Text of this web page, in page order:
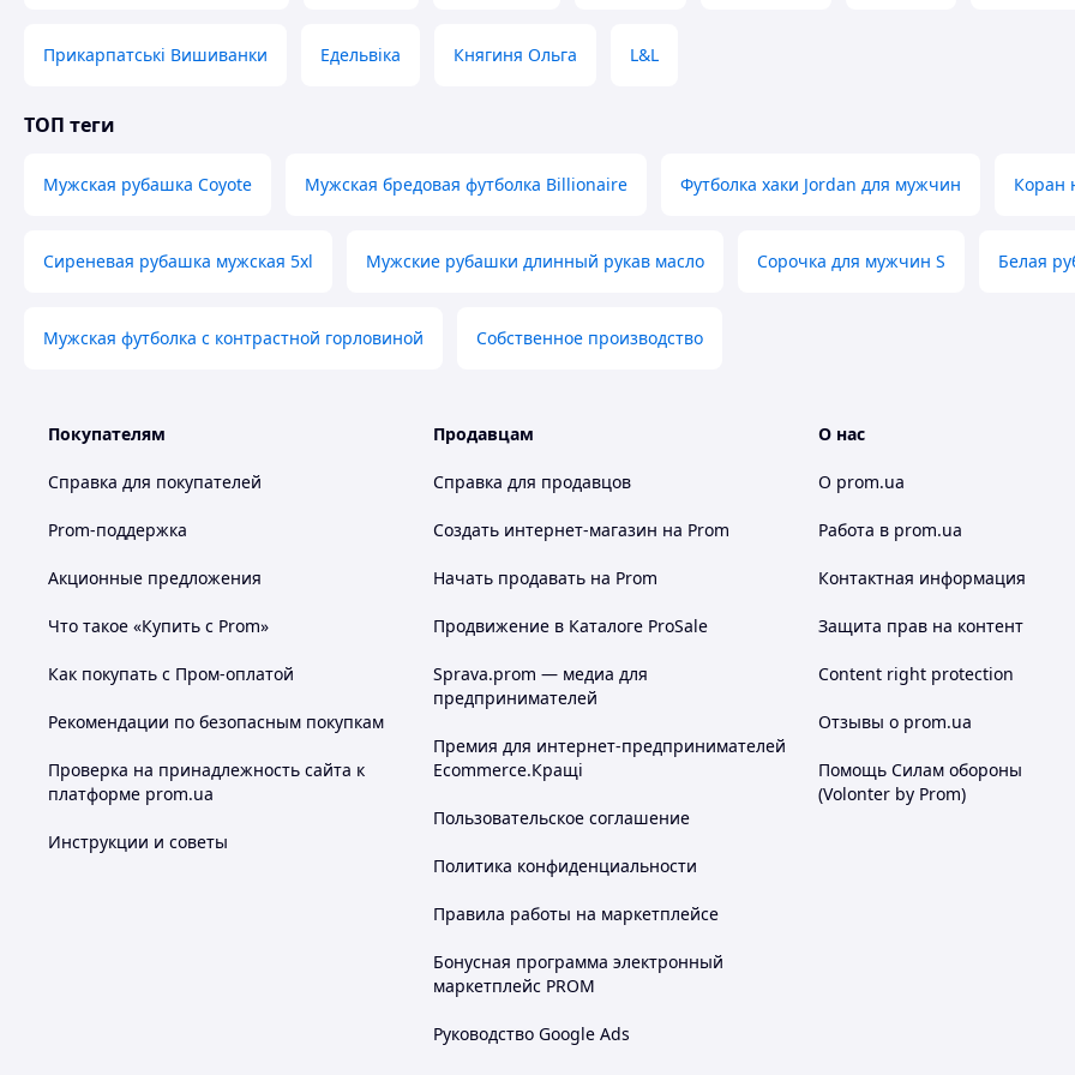
З кожним днем все більшої популярності набуваєукраїнський національний одяг
фасоном в нашому інтернет-магазині "
Вишиванка — одяг вільних людей
У Вас виникли запитання щодо товару?
Як придбати Товар в інтернет магазині "Скарбниця-Карпат"?
Зробіть замовлення Очікуйте дзвінка
Оплатіть Ваше
Отримайте товар
Чому варто купувати Товар в нашому інтернет-магазині?
Оригінальність
Індивідуальний дизайн
Професійна консультація продавця
Прикарпатські Вишиванки Едельвіка Княгиня Ольга L&L
ТОП теги
Мужская рубашка Coyote Мужская бредовая футболка Billionaire Футболка хаки Jordan для мужчин Коран
Сиреневая рубашка мужская 5xl Мужские рубашки длинный рукав масло Сорочка для мужчин S Белая
Мужская футболка с контрастной горловиной Собственное производство
Покупателям
Справка для покупателей
Prom-поддержка
Акционные предложения
Что такое «Купить с Prom»
Как покупать с Пром-оплатой
Рекомендации по безопасным покупкам
Проверка на принадлежность сайта к
платформе prom.ua
Инструкции и советы
Продавцам
Справка для продавцов
Создать интернет-магазин на Prom
Начать продавать на Prom
Продвижение в Каталоге ProSale
Sprava.prom — медиа для
предпринимателей
Премия для интернет-предпринимателей
Ecommerce.Кращі
Пользовательское соглашение
Политика конфиденциальности
Правила работы на маркетплейсе
Бонусная программа электронный
маркетплейс PROM
Руководство Google Ads
О нас
О prom.ua
Работа в prom.ua
Контактная информация
Защита прав на контент
Content right protection
Отзывы о prom.ua
Помощь Силам обороны
(Volonter by Prom)